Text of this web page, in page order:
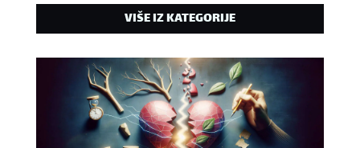
VIŠE IZ KATEGORIJE